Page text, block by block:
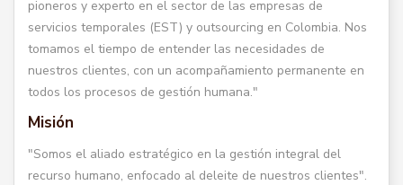
pioneros y experto en el sector de las empresas de
servicios temporales (EST) y outsourcing en Colombia. Nos
tomamos el tiempo de entender las necesidades de
nuestros clientes, con un acompañamiento permanente en
todos los procesos de gestión humana."
Misión
"Somos el aliado estratégico en la gestión integral del
recurso humano, enfocado al deleite de nuestros clientes".